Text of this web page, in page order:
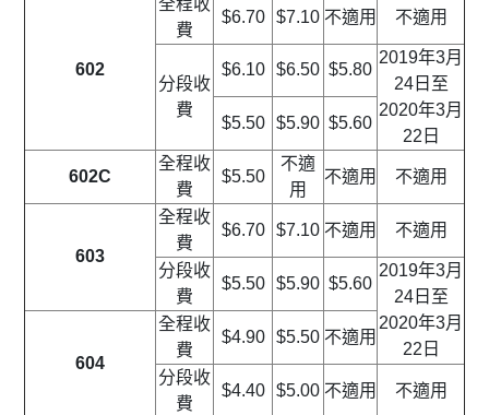
602
全程收
費
$6.70 $7.10 不適用 不適用
分段收
費
$6.10 $6.50 $5.80
2019年3月
24日至
2020年3月
22日
$5.50 $5.90 $5.60
602C
全程收
費
$5.50
不適
用
不適用 不適用
603
全程收
費
$6.70 $7.10 不適用 不適用
分段收
費
$5.50 $5.90 $5.60
2019年3月
24日至
2020年3月
22日
604
全程收
費
$4.90 $5.50 不適用
分段收
費
$4.40 $5.00 不適用 不適用